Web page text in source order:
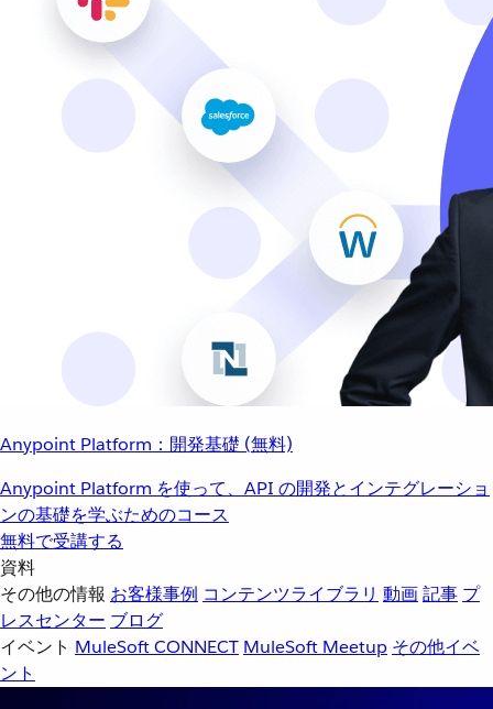
Anypoint Platform：開発基礎 (無料)
Anypoint Platform を使って、API の開発とインテグレーショ
ンの基礎を学ぶためのコース
無料で受講する
資料
その他の情報 お客様事例 コンテンツライブラリ 動画記事 プ
レスセンター ブログ
イベント MuleSoft CONNECT MuleSoft Meetup その他イベ
ント